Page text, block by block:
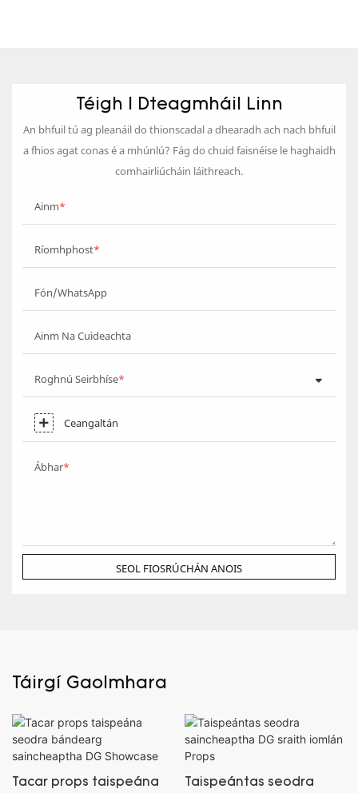
Téigh I Dteagmháil Linn
An bhfuil tú ag pleanáil do thionscadal a dhearadh ach nach bhfuil
a fhios agat conas é a mhúnlú? Fág do chuid faisnéise le haghaidh
comhairliúcháin láithreach.
Ainm
Ríomhphost
Fón/WhatsApp
Ainm Na Cuideachta
Roghnú Seirbhíse
Ceangaltán
Ábhar
SEOL FIOSRÚCHÁN ANOIS
Táirgí Gaolmhara
Tacar props taispeána Taispeántas seodra